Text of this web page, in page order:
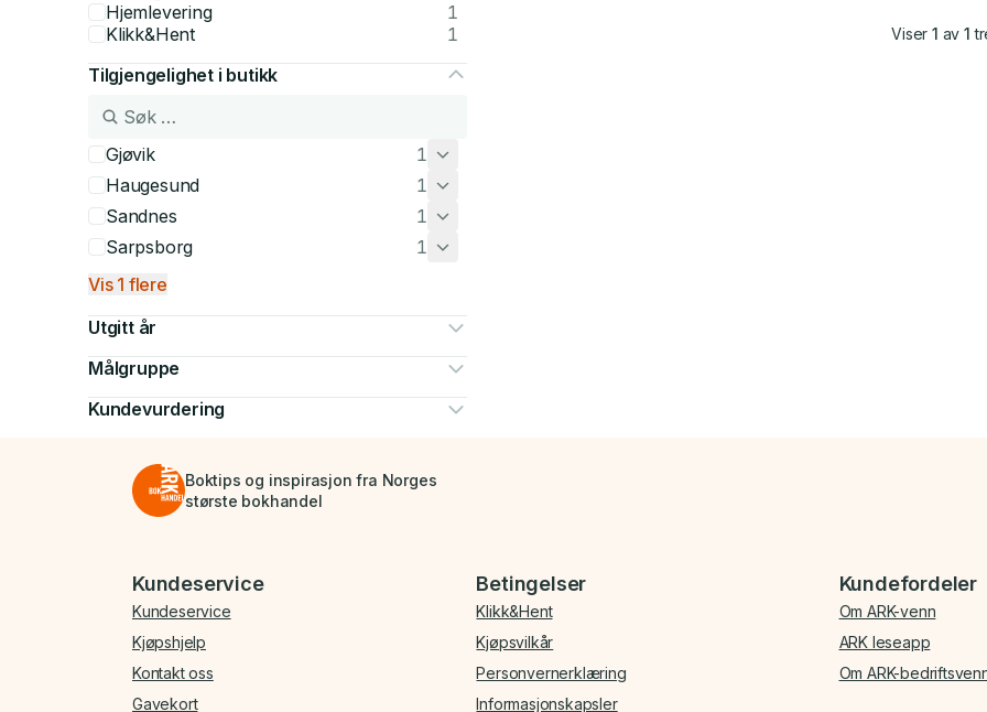
Hjemlevering
1
Klikk&Hent
1
Tilgjengelighet i butikk
Gjøvik
1
Haugesund
1
Sandnes
1
Sarpsborg
1
Vis 1 flere
Utgitt år
Målgruppe
Kundevurdering
Viser1 av 1
Boktips og inspirasjon fra Norges
største bokhandel
Bunnmeny
Kundeservice
Kundeservice
Kjøpshjelp
Kontakt oss
Gavekort
Betingelser
Klikk&Hent
Kjøpsvilkår
Personvernerklæring
Informasjonskapsler
Kundefordeler
Om ARK-venn
ARK leseapp
Om ARK-